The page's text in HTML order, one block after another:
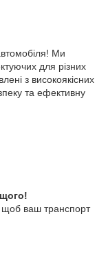
Ми
для різних
з високоякісних
та ефективну
щоб ваш транспорт